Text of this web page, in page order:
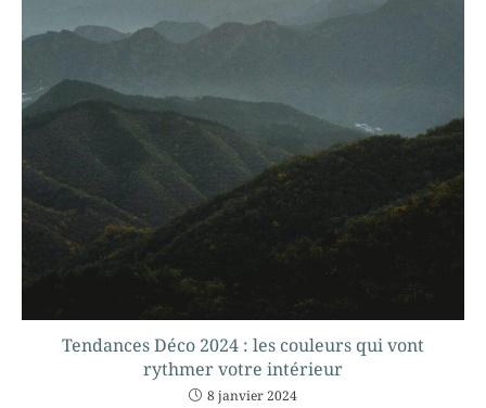
Tendances Déco 2024 : les couleurs qui vont
rythmer votre intérieur
8 janvier 2024